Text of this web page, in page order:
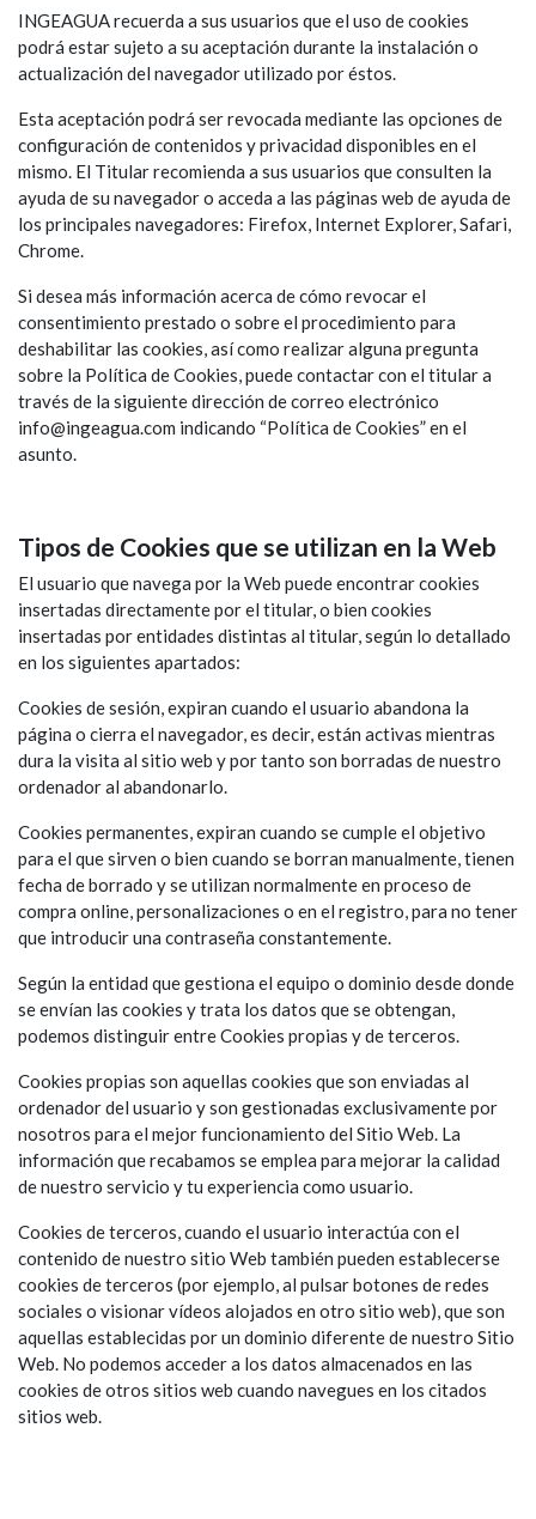
INGEAGUA recuerda a sus usuarios que el uso de cookies
podrá estar sujeto a su aceptación durante la instalación o
actualización del navegador utilizado por éstos.
Esta aceptación podrá ser revocada mediante las opciones de
configuración de contenidos y privacidad disponibles en el
mismo. El Titular recomienda a sus usuarios que consulten la
ayuda de su navegador o acceda a las páginas web de ayuda de
los principales navegadores: Firefox, Internet Explorer, Safari,
Chrome.
Si desea más información acerca de cómo revocar el
consentimiento prestado o sobre el procedimiento para
deshabilitar las cookies, así como realizar alguna pregunta
sobre la Política de Cookies, puede contactar con el titular a
través de la siguiente dirección de correo electrónico
info@ingeagua.com indicando “Política de Cookies” en el
asunto.
Tipos de Cookies que se utilizan en la Web
El usuario que navega por la Web puede encontrar cookies
insertadas directamente por el titular, o bien cookies
insertadas por entidades distintas al titular, según lo detallado
en los siguientes apartados:
Cookies de sesión, expiran cuando el usuario abandona la
página o cierra el navegador, es decir, están activas mientras
dura la visita al sitio web y por tanto son borradas de nuestro
ordenador al abandonarlo.
Cookies permanentes, expiran cuando se cumple el objetivo
para el que sirven o bien cuando se borran manualmente, tienen
fecha de borrado y se utilizan normalmente en proceso de
compra online, personalizaciones o en el registro, para no tener
que introducir una contraseña constantemente.
Según la entidad que gestiona el equipo o dominio desde donde
se envían las cookies y trata los datos que se obtengan,
podemos distinguir entre Cookies propias y de terceros.
Cookies propias son aquellas cookies que son enviadas al
ordenador del usuario y son gestionadas exclusivamente por
nosotros para el mejor funcionamiento del Sitio Web. La
información que recabamos se emplea para mejorar la calidad
de nuestro servicio y tu experiencia como usuario.
Cookies de terceros, cuando el usuario interactúa con el
contenido de nuestro sitio Web también pueden establecerse
cookies de terceros (por ejemplo, al pulsar botones de redes
sociales o visionar vídeos alojados en otro sitio web), que son
aquellas establecidas por un dominio diferente de nuestro Sitio
Web. No podemos acceder a los datos almacenados en las
cookies de otros sitios web cuando navegues en los citados
sitios web.